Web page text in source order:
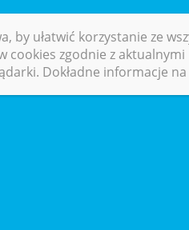
by ułatwić korzystanie ze
cookies zgodnie z
Dokładne informacje